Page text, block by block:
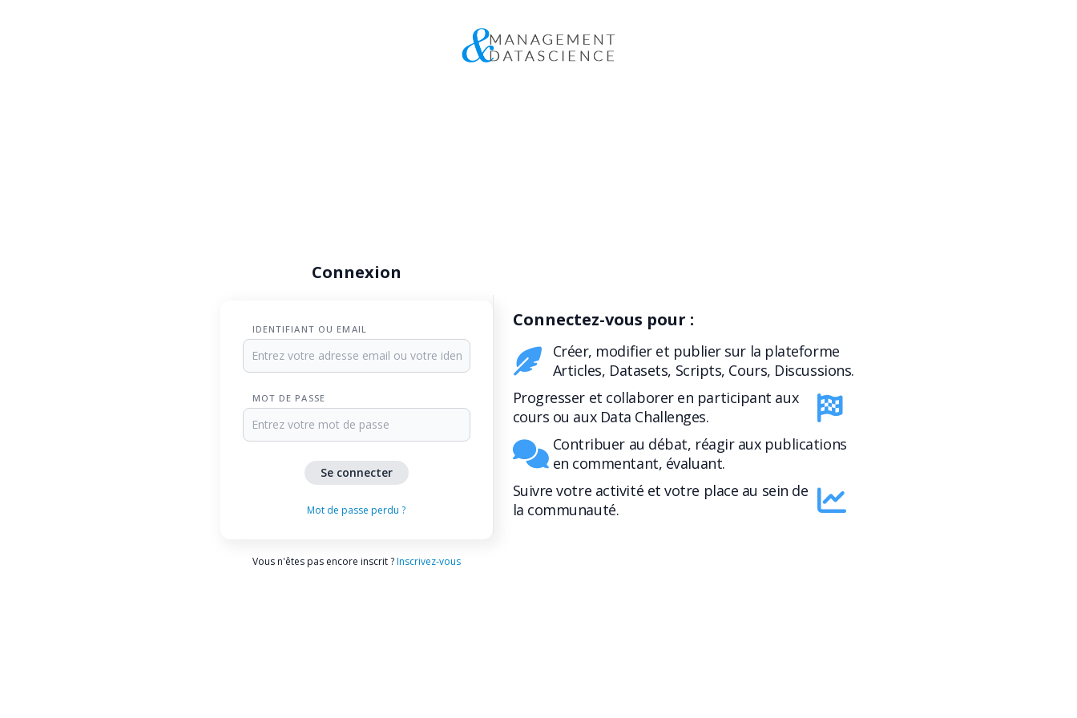
Connexion
IDENTIFIANT OU EMAIL
MOT DE PASSE
Mot de passe perdu ?
Vous n'êtes pas encore inscrit ? Inscrivez-vous
Connectez-vous pour :
Créer, modifier et publier sur la plateforme
Articles, Datasets, Scripts, Cours, Discussions.
Progresser et collaborer en participant aux
cours ou aux Data Challenges.
Contribuer au débat, réagir aux publications
en commentant, évaluant.
Suivre votre activité et votre place au sein de
la communauté.